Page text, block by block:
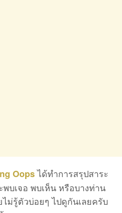
Oopsได้ทำการสรุปสาระ
บเจอ พบเห็น หรือบางท่าน
ม่รู้ตัวบ่อยๆ ไปดูกันเลยครับ